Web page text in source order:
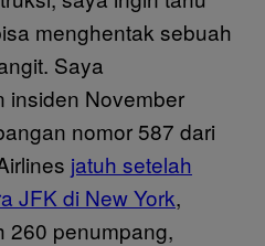
menghentak sebuah
Saya
insiden November
nomor 587 dari
jatuh setelah
JFK di New York,
260 penumpang,